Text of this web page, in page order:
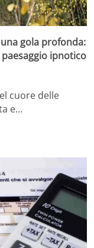
gola profonda:
ipnotico
cuore delle
e…